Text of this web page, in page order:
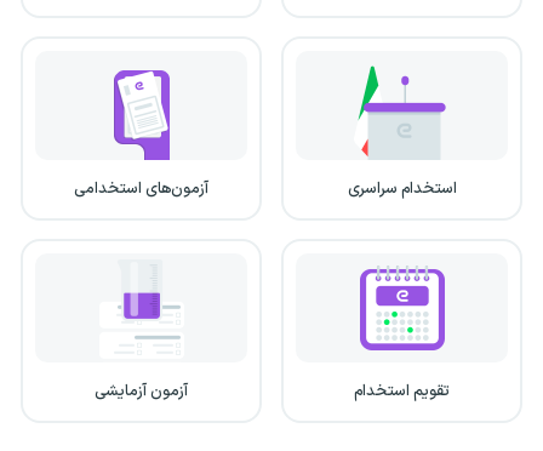
استخدام سراسری آزمون‌های استخدامی
تقویم استخدام آزمون آزمایشی